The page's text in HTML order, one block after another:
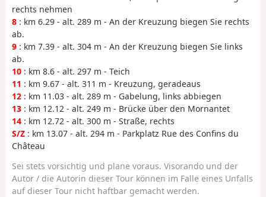
rechts nehmen
8 : km 6.29 - alt. 289 m - An der Kreuzung biegen Sie rechts
ab.
9 : km 7.39 - alt. 304 m - An der Kreuzung biegen Sie links
ab.
10 : km 8.6 - alt. 297 m - Teich
11 : km 9.67 - alt. 311 m - Kreuzung, geradeaus
12 : km 11.03 - alt. 289 m - Gabelung, links abbiegen
13 : km 12.12 - alt. 249 m - Brücke über den Mornantet
14 : km 12.72 - alt. 300 m - Straße, rechts
S/Z : km 13.07 - alt. 294 m - Parkplatz Rue des Confins du
Château
Sei stets vorsichtig und plane voraus. Visorando und der
Autor / die Autorin dieser Tour können im Falle eines Unfalls
auf dieser Tour nicht haftbar gemacht werden.